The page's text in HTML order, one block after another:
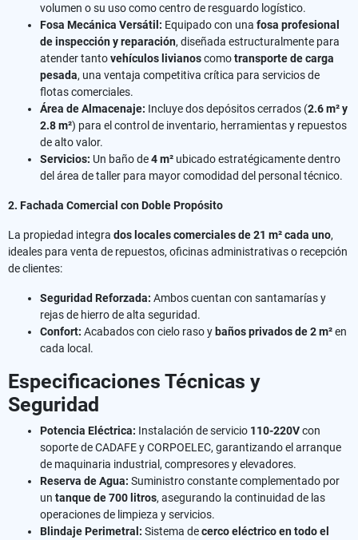
volumen o su uso como centro de resguardo logístico.
Fosa Mecánica Versátil: Equipado con una fosa profesional
de inspección y reparación, diseñada estructuralmente para
atender tantovehículos livianoscomotransporte de carga
pesada, una ventaja competitiva crítica para servicios de
flotas comerciales.
Área de Almacenaje: Incluye dos depósitos cerrados (2.6 m² y
2.8 m²) para el control de inventario, herramientas y repuestos
de alto valor.
Servicios: Un baño de4 m² ubicado estratégicamente dentro
del área de taller para mayor comodidad del personal técnico.
2. Fachada Comercial con Doble Propósito
​La propiedad integra dos locales comerciales de 21 m² cada uno,
ideales para venta de repuestos, oficinas administrativas o recepción
de clientes:
Seguridad Reforzada: Ambos cuentan con santamarías y
rejas de hierro de alta seguridad.
Confort: Acabados con cielo raso y baños privados de 2 m²en
cada local.
Especificaciones Técnicas y
Seguridad
Potencia Eléctrica: Instalación de servicio 110-220Vcon
soporte de CADAFE y CORPOELEC, garantizando el arranque
de maquinaria industrial, compresores y elevadores.
Reserva de Agua: Suministro constante complementado por
un tanque de 700 litros, asegurando la continuidad de las
operaciones de limpieza y servicios.
Blindaje Perimetral: Sistema decerco eléctrico en todo el